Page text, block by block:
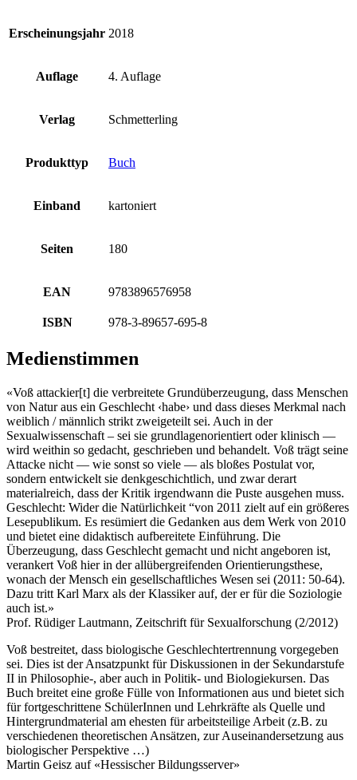
Erscheinungsjahr 2018
Auflage 4. Auflage
Verlag Schmetterling
Produkttyp Buch
Einband kartoniert
Seiten 180
EAN 9783896576958
ISBN 978-3-89657-695-8
Medienstimmen
«Voß attackier[t] die verbreitete Grundüberzeugung, dass Menschen
von Natur aus ein Geschlecht ‹habe› und dass dieses Merkmal nach
weiblich / männlich strikt zweigeteilt sei. Auch in der
Sexualwissenschaft – sei sie grundlagenorientiert oder klinisch —
wird weithin so gedacht, geschrieben und behandelt. Voß trägt seine
Attacke nicht — wie sonst so viele — als bloßes Postulat vor,
sondern entwickelt sie denkgeschichtlich, und zwar derart
materialreich, dass der Kritik irgendwann die Puste ausgehen muss.
Geschlecht: Wider die Natürlichkeit “von 2011 zielt auf ein größeres
Lesepublikum. Es resümiert die Gedanken aus dem Werk von 2010
und bietet eine didaktisch aufbereitete Einführung. Die
Überzeugung, dass Geschlecht gemacht und nicht angeboren ist,
verankert Voß hier in der allübergreifenden Orientierungsthese,
wonach der Mensch ein gesellschaftliches Wesen sei (2011: 50-64).
Dazu tritt Karl Marx als der Klassiker auf, der er für die Soziologie
auch ist.»
Prof. Rüdiger Lautmann, Zeitschrift für Sexualforschung (2/2012)
Voß bestreitet, dass biologische Geschlechtertrennung vorgegeben
sei. Dies ist der Ansatzpunkt für Diskussionen in der Sekundarstufe
II in Philosophie-, aber auch in Politik- und Biologiekursen. Das
Buch breitet eine große Fülle von Informationen aus und bietet sich
für fortgeschrittene SchülerInnen und Lehrkräfte als Quelle und
Hintergrundmaterial am ehesten für arbeitsteilige Arbeit (z.B. zu
verschiedenen theoretischen Ansätzen, zur Auseinandersetzung aus
biologischer Perspektive …)
Martin Geisz auf «Hessischer Bildungsserver»